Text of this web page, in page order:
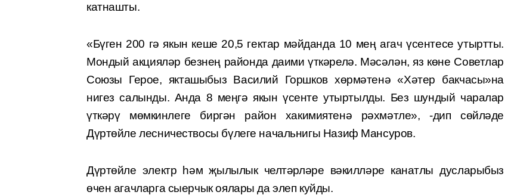
катнашты.
«Бүген 200 гә якын кеше 20,5 гектар мәйданда 10 мең агач үсентесе утыртты.
Мондый акцияләр безнең районда даими үткәрелә. Мәсәлән, яз көне Советлар
Союзы Герое, якташыбыз Василий Горшков хөрмәтенә «Хәтер бакчасы»на
нигез салынды. Анда 8 меңгә якын үсенте утыртылды. Без шундый чаралар
үткәрү мөмкинлеге биргән район хакимиятенә рәхмәтле», -дип сөйләде
Дүртөйле лесничествосы бүлеге начальнигы Назиф Мансуров.
Дүртөйле электр һәм җылылык челтәрләре вәкилләре канатлы дусларыбыз
өчен агач­ларга сыерчык оялары да элеп куйды.